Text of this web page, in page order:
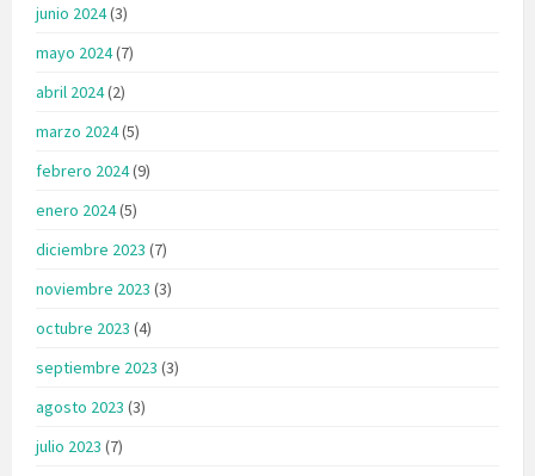
junio 2024(3)
mayo 2024(7)
abril 2024(2)
marzo 2024(5)
febrero 2024(9)
enero 2024(5)
diciembre 2023 (7)
noviembre 2023 (3)
octubre 2023 (4)
septiembre 2023 (3)
agosto 2023 (3)
julio 2023 (7)